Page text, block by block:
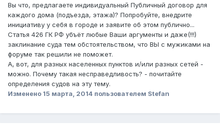
Вы что, предлагаете индивидуальный Публичный договор для
каждого дома (подъезда, этажа)? Попробуйте, внедрите
инициативу у себя в городе и заявите об этом публично...
Статья 426 ГК РФ убъёт любые Ваши аргументы и даже(!!!)
заклинание суда тем обстоятельством, что ВЫ с мужиками на
форуме так решили не поможет.
А, вот, для разных населенных пунктов и/или разных сетей -
можно. Почему такая несправедливость? - почитайте
определения судов на эту тему.
Изменено 15 марта, 2014 пользователем Stefan